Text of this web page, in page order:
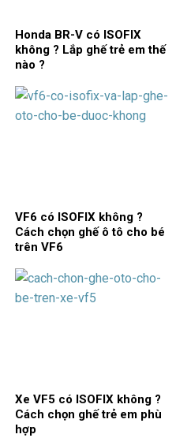
Honda BR-V có ISOFIX
không ? Lắp ghế trẻ em thế
nào ?
VF6 có ISOFIX không ?
Cách chọn ghế ô tô cho bé
trên VF6
Xe VF5 có ISOFIX không ?
Cách chọn ghế trẻ em phù
hợp